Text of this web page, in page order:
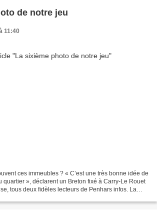
de notre jeu
11:40
ces immeubles ? « C’est une très bonne idée de
quartier », déclarent un Breton fixé à Carry-Le Rouet
tous deux fidèles lecteurs de Penhars infos. La